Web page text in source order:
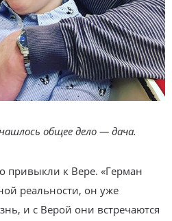
общее дело — дача.
привыкли к Вере. «Герман
реальности, он уже
и с Верой они встречаются